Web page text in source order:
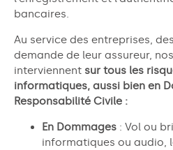
bancaires.
Au service des entreprises,
demande de leur assureur,
interviennent sur tous les
informatiques, aussi bien en
Responsabilité Civile :
En Dommages : Vol ou
informatiques ou audio,